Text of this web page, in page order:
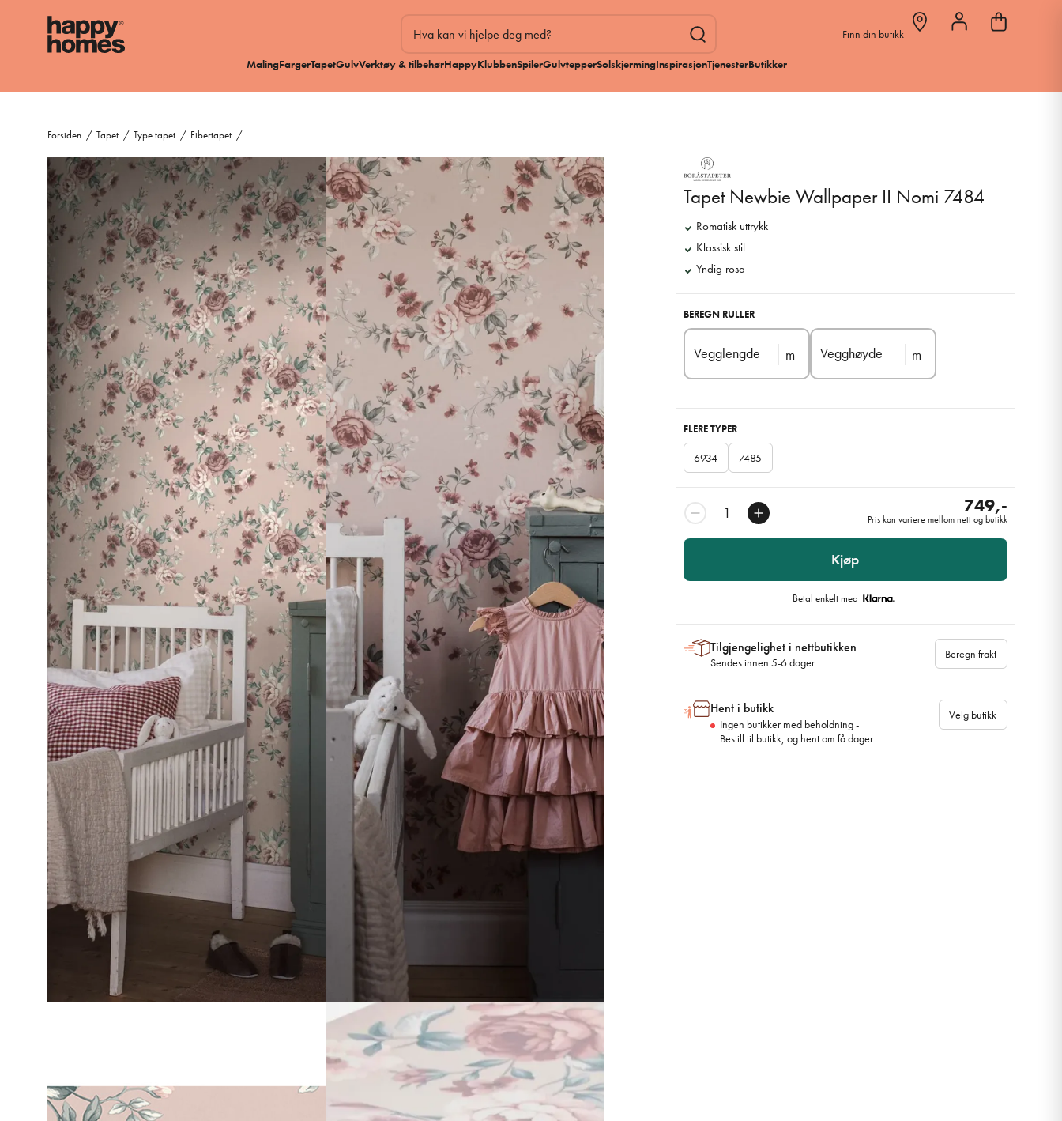
Finn din butikk
MalingFargerTapetGulvVerktøy & tilbehørHappyKlubbenSpilerGulvtepperSolskjermingInspirasjonTjenesterButikker
Forsiden / Tapet / Type tapet / Fibertapet /
Tapet Newbie Wallpaper II Nomi 7484
Romatisk uttrykk
Klassisk stil
Yndig rosa
BEREGN RULLER
Vegglengde m Vegghøyde m
FLERE TYPER
6934 7485
749,-
Pris kan variere mellom nett og butikk
Kjøp
Betal enkelt med
Tilgjengelighet i nettbutikken
Sendes innen 5-6 dager
Beregn frakt
Hent i butikk
Ingen butikker med beholdning -
Bestill til butikk, og hent om få dager
Velg butikk